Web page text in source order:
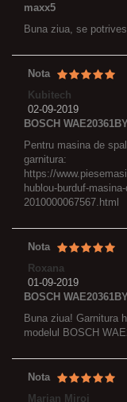
maxx5
Buna ziua, se
Nota
Kubitech
02-09-2019
BOSCH
Pentru masina de
garnitura:
https://
hublou-burduf-
2010000067567.html
Nota
Roxana
01-09-2019
BOSCH
Buna ziua! Garnitura
modelul BOSCH
Nota
Marian Miroi